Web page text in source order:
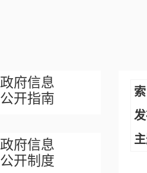
政府信息
公开指南
政府信息
公开制度
索
发